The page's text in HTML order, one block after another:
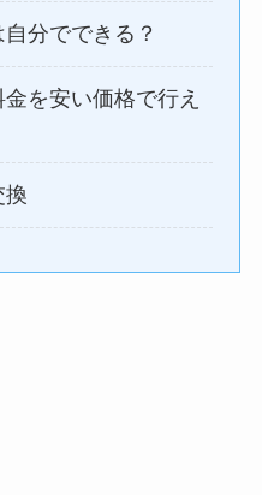
分でできる？
を安い価格で行え
換